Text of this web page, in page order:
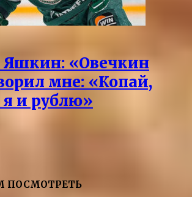
«Овечкин
мне: «Копай,
я и рублю»
ПОСМОТРЕТЬ